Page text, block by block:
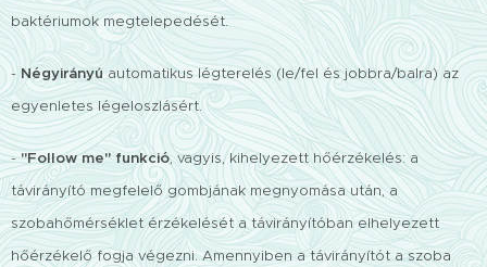
baktériumok megtelepedését.
- Négyirányúautomatikus légterelés (le/fel és jobbra/balra) az
egyenletes légeloszlásért.
-"Follow me" funkció, vagyis, kihelyezett hőérzékelés: a
távirányító megfelelő gombjának megnyomása után, a
szobahőmérséklet érzékelését a távirányítóban elhelyezett
hőérzékelő fogja végezni. Amennyiben a távirányítót a szoba